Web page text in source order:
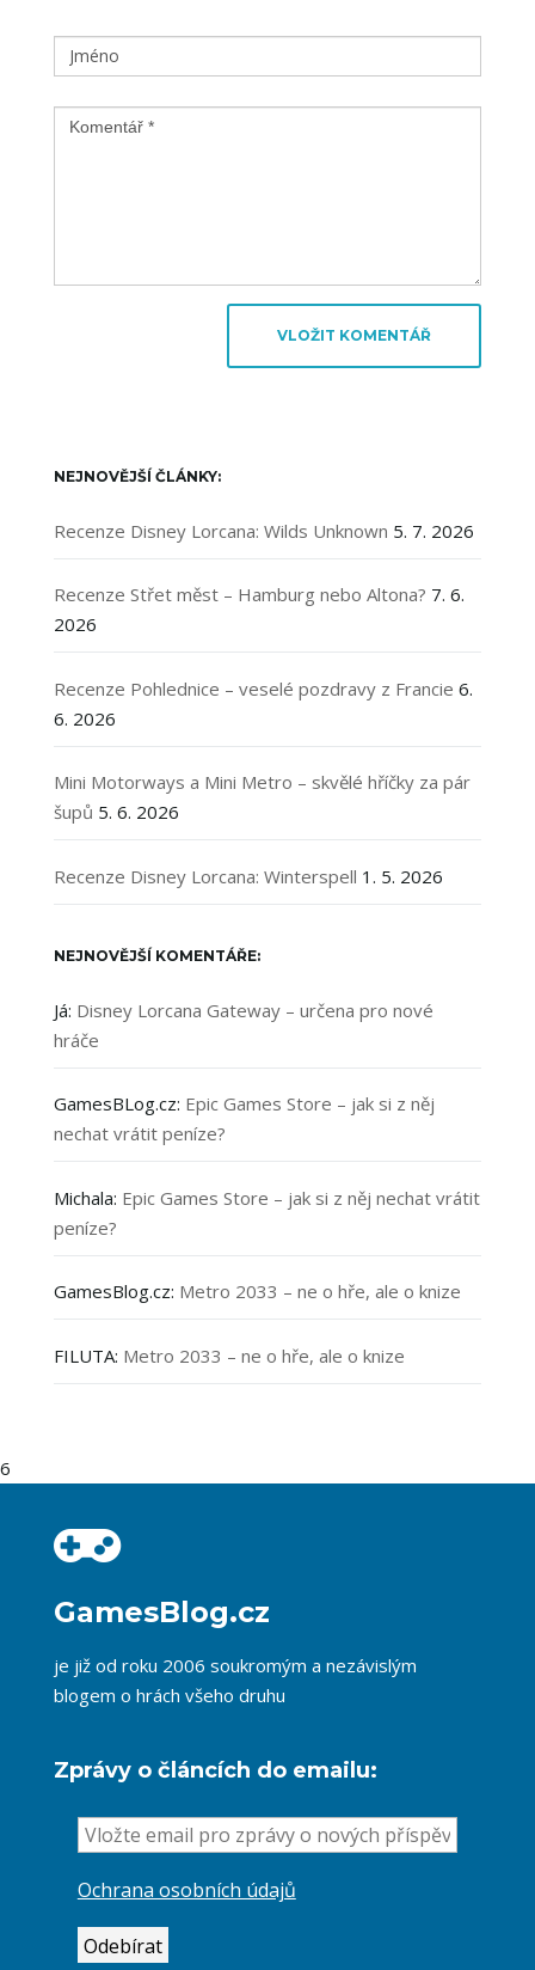
NEJNOVĚJŠÍ ČLÁNKY:
Recenze Disney Lorcana: Wilds Unknown 5. 7. 2026
Recenze Střet měst – Hamburg nebo Altona? 7. 6.
2026
Recenze Pohlednice – veselé pozdravy z Francie 6.
6. 2026
Mini Motorways a Mini Metro – skvělé hříčky za pár
šupů 5. 6. 2026
Recenze Disney Lorcana: Winterspell 1. 5. 2026
NEJNOVĚJŠÍ KOMENTÁŘE:
Já: Disney Lorcana Gateway – určena pro nové
hráče
GamesBLog.cz: Epic Games Store – jak si z něj
nechat vrátit peníze?
Michala: Epic Games Store – jak si z něj nechat vrátit
peníze?
GamesBlog.cz: Metro 2033 – ne o hře, ale o knize
FILUTA: Metro 2033 – ne o hře, ale o knize
6
GamesBlog.cz
je již od roku 2006 soukromým a nezávislým
blogem o hrách všeho druhu
Zprávy o článcích do emailu:
Ochrana osobních údajů